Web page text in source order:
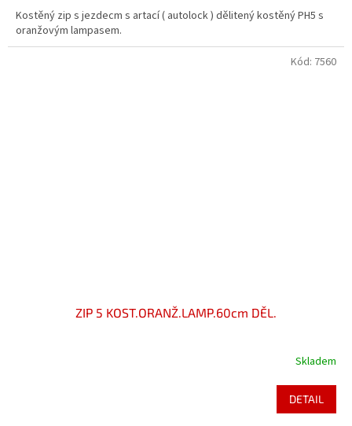
Kostěný zip s jezdecm s artací ( autolock ) dělitený kostěný PH5 s
oranžovým lampasem.
ZIP 5 KOST.ORANŽ.LAMP.60cm DĚL.
Skladem
DETAIL
Kód: 7560